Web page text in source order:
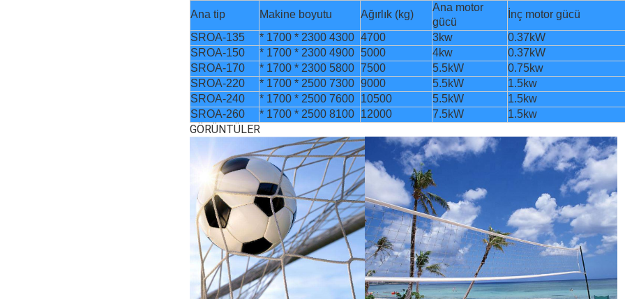
Ana tip Makine boyutu Ağırlık (kg)
Ana motor
gücü
İnç motor gücü
SROA-135
* 1700 * 2300 4300 4700 3kw
0.37kW
SROA-150
* 1700 * 2300 4900 5000 4kw
0.37kW
SROA-170
* 1700 * 2300 5800 7500 5.5kW
0.75kw
SROA-220
* 1700 * 2500 7300 9000 5.5kW
1.5kw
SROA-240
* 1700 * 2500 7600 10500 5.5kW
1.5kw
SROA-260
* 1700 * 2500 8100 12000 7.5kW 1.5kw
GÖRÜNTÜLER